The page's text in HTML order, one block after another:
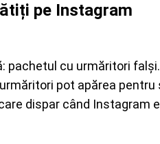
pe Instagram
pachetul cu urmăritori
pot apărea
dispar când Instagram